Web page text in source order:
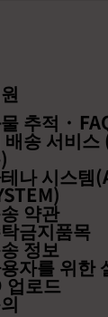
알
! ~
추적 ·
배송 서비스
나 시스템
약관
금지품목
정보
자를 위한
업로드